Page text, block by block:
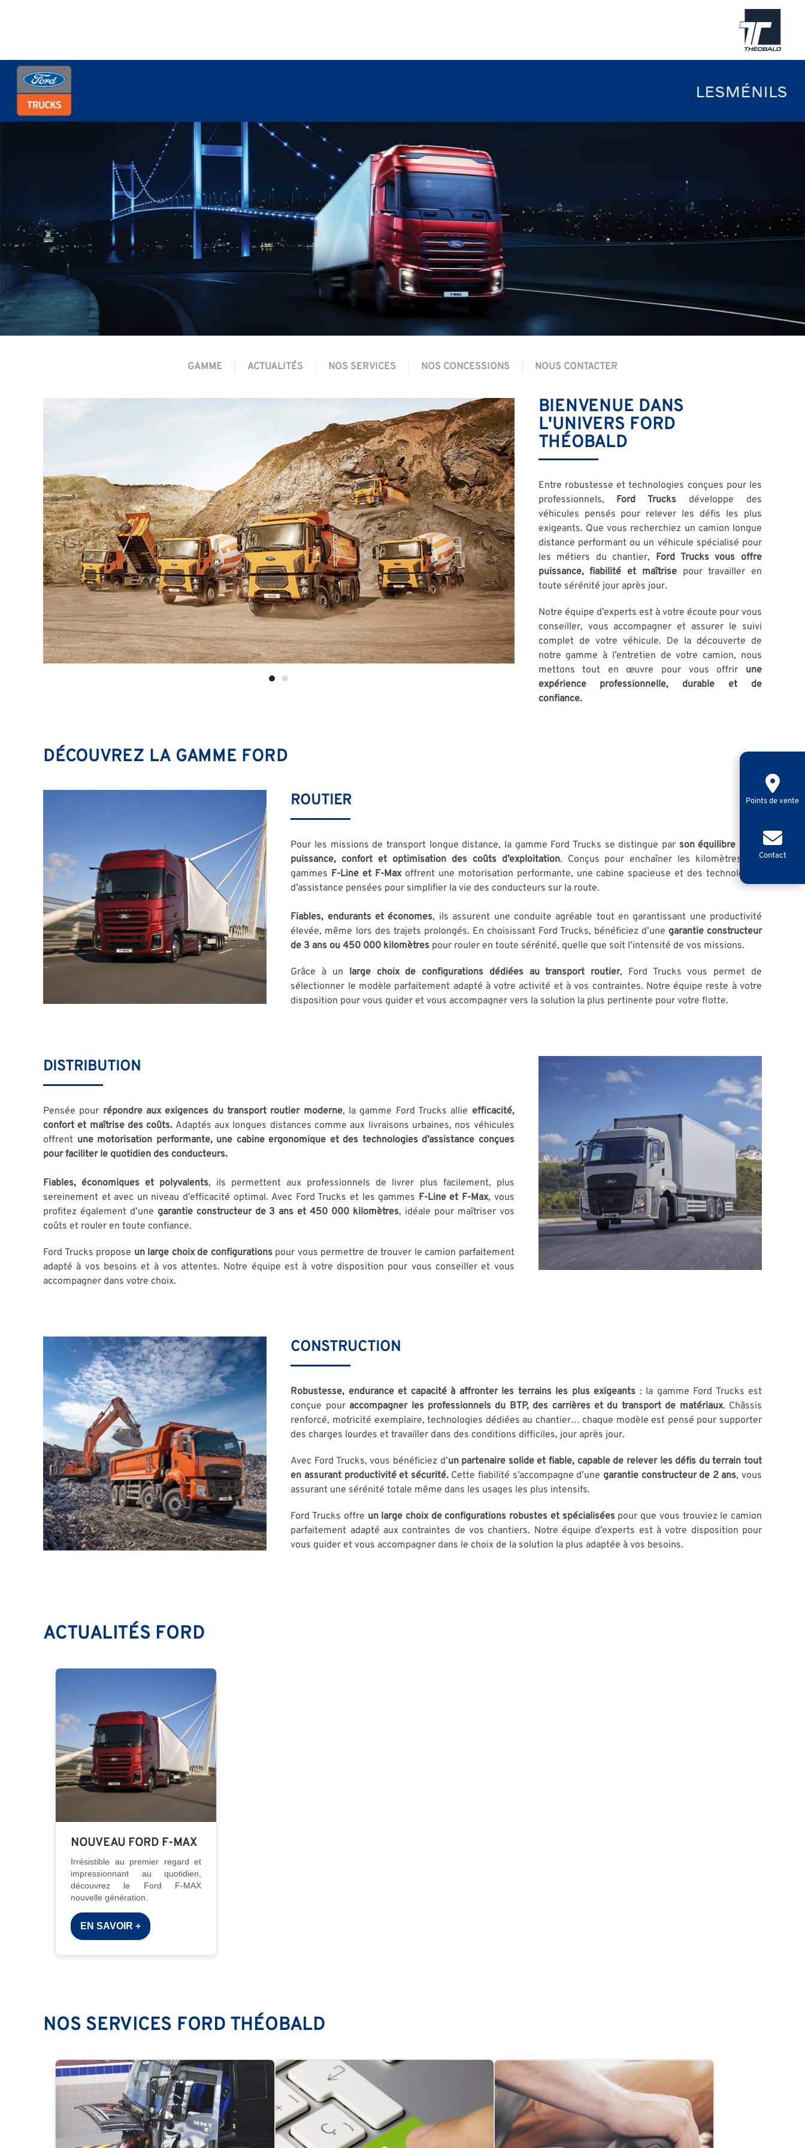
GAMME ACTUALITÉS NOS SERVICES NOS CONCESSIONS NOUS CONTACTER
BIENVENUE DANS
L'UNIVERS FORD
THÉOBALD
Entre robustesse et technologies conçues pour les
professionnels, Ford Trucks développe des
véhicules pensés pour relever les défis les plus
exigeants. Que vous recherchiez un camion longue
distance performant ou un véhicule spécialisé pour
les métiers du chantier, Ford Trucks vous offre
puissance, fiabilité et maîtrisepour travailler en
toute sérénité jour après jour.
Notre équipe d’experts est à votre écoute pour vous
conseiller, vous accompagner et assurer le suivi
complet de votre véhicule. De la découverte de
notre gamme à l’entretien de votre camion, nous
mettons tout en œuvre pour vous offrir une
expérience professionnelle, durable et de
confiance.
DÉCOUVREZ LA GAMME FORD
ROUTIER
Pour les missions de transport longue distance, la gamme Ford Trucks se distingue par son équilibre entre
puissance, confort et optimisation des coûts d’exploitation. Conçus pour enchaîner les kilomètres, les
gammes F-Line et F-Maxoffrent une motorisation performante, une cabine spacieuse et des technologies
d’assistance pensées pour simplifier la vie des conducteurs sur la route.
Fiables, endurants et économes, ils assurent une conduite agréable tout en garantissant une productivité
élevée, même lors des trajets prolongés. En choisissant Ford Trucks, bénéficiez d’une garantie constructeur
de 3 ans ou 450 000 kilomètres pour rouler en toute sérénité, quelle que soit l’intensité de vos missions.
Grâce à un large choix de configurations dédiées au transport routier, Ford Trucks vous permet de
sélectionner le modèle parfaitement adapté à votre activité et à vos contraintes. Notre équipe reste à votre
disposition pour vous guider et vous accompagner vers la solution la plus pertinente pour votre flotte.
DISTRIBUTION
Pensée pour répondre aux exigences du transport routier moderne, la gamme Ford Trucks allie efficacité,
confort et maîtrise des coûts. Adaptés aux longues distances comme aux livraisons urbaines, nos véhicules
offrent une motorisation performante, une cabine ergonomique et des technologies d’assistance conçues
pour faciliter le quotidien des conducteurs.
Fiables, économiques et polyvalents, ils permettent aux professionnels de livrer plus facilement, plus
sereinement et avec un niveau d’efficacité optimal. Avec Ford Trucks et les gammes F-Line et F-Max, vous
profitez également d’une garantie constructeur de 3 ans et 450 000 kilomètres, idéale pour maîtriser vos
coûts et rouler en toute confiance.
Ford Trucks propose un large choix de configurationspour vous permettre de trouver le camion parfaitement
adapté à vos besoins et à vos attentes. Notre équipe est à votre disposition pour vous conseiller et vous
accompagner dans votre choix.
CONSTRUCTION
Robustesse, endurance et capacité à affronter les terrains les plus exigeants : la gamme Ford Trucks est
conçue pour accompagner les professionnels du BTP, des carrières et du transport de matériaux. Châssis
renforcé, motricité exemplaire, technologies dédiées au chantier… chaque modèle est pensé pour supporter
des charges lourdes et travailler dans des conditions difficiles, jour après jour.
Avec Ford Trucks, vous bénéficiez d’un partenaire solide et fiable, capable de relever les défis du terrain tout
en assurant productivité et sécurité. Cette fiabilité s’accompagne d’une garantie constructeur de 2 ans, vous
assurant une sérénité totale même dans les usages les plus intensifs.
Ford Trucks offre un large choix de configurations robustes et spécialiséespour que vous trouviez le camion
parfaitement adapté aux contraintes de vos chantiers. Notre équipe d’experts est à votre disposition pour
vous guider et vous accompagner dans le choix de la solution la plus adaptée à vos besoins.
ACTUALITÉS FORD
NOUVEAU FORD F-MAX
Irrésistible au premier regard et
impressionnant au quotidien,
découvrez le Ford F-MAX
nouvelle génération.
EN SAVOIR +
NOS SERVICES FORD THÉOBALD
Points de vente
Contact